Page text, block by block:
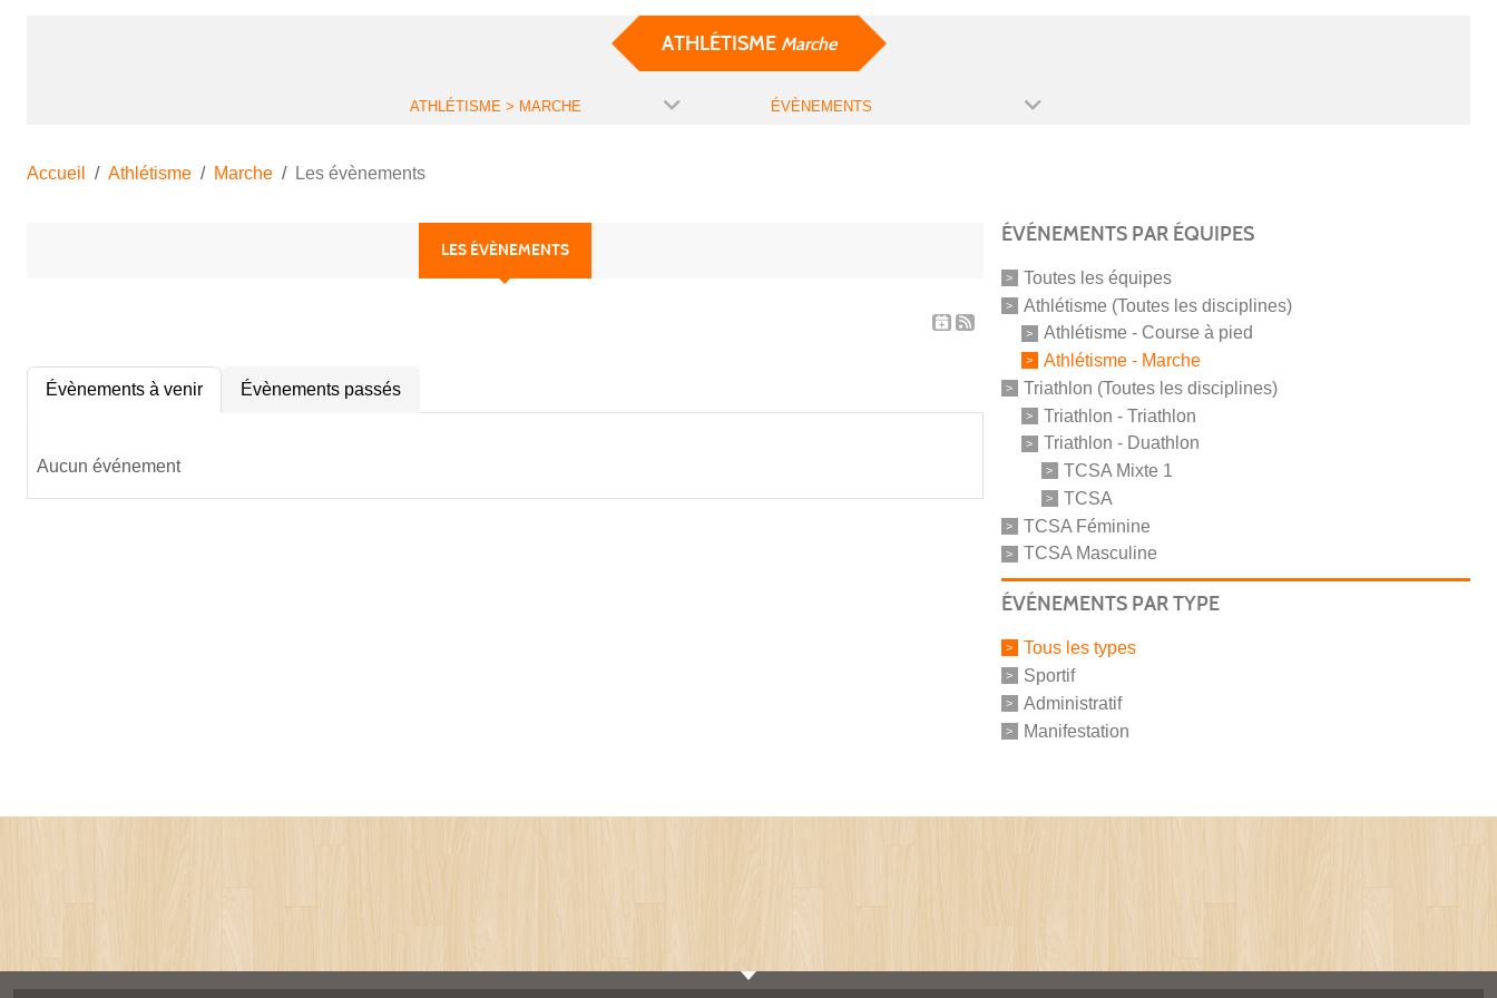
ATHLÉTISME Marche
ATHLÉTISME > MARCHE ÉVÈNEMENTS
Accueil Athlétisme Marche Les évènements
LES ÉVÈNEMENTS
Évènements à venir Évènements passés
Aucun événement
ÉVÉNEMENTS PAR ÉQUIPES
Toutes les équipes
Athlétisme (Toutes les disciplines)
Athlétisme - Course à pied
Athlétisme - Marche
Triathlon (Toutes les disciplines)
Triathlon - Triathlon
Triathlon - Duathlon
TCSA Mixte 1
TCSA
TCSA Féminine
TCSA Masculine
ÉVÉNEMENTS PAR TYPE
Tous les types
Sportif
Administratif
Manifestation